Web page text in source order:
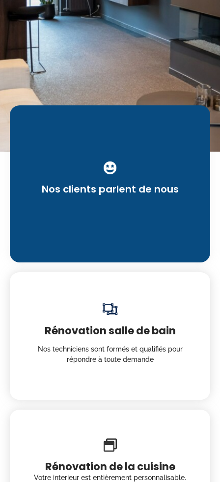
Nos clients parlent de nous
Rénovation salle de bain
Nos techniciens sont formés et qualifiés pour
répondre à toute demande
Rénovation de la cuisine
Votre interieur est entièrement personnalisable.